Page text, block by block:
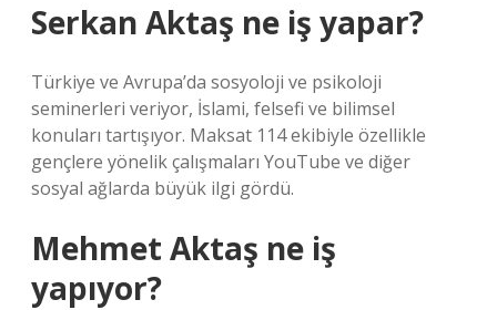
Serkan Aktaş ne iş yapar?
Türkiye ve Avrupa’da sosyoloji ve psikoloji
seminerleri veriyor, İslami, felsefi ve bilimsel
konuları tartışıyor. Maksat 114 ekibiyle özellikle
gençlere yönelik çalışmaları YouTube ve diğer
sosyal ağlarda büyük ilgi gördü.
Mehmet Aktaş ne iş
yapıyor?